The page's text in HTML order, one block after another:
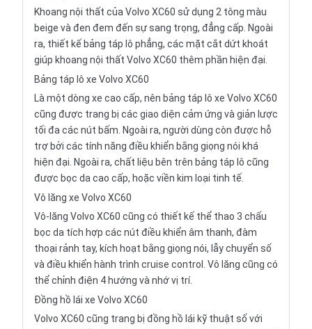
Khoang nội thất của Volvo XC60 sử dụng 2 tông màu
beige và đen đem đến sự sang trọng, đẳng cấp. Ngoài
ra, thiết kế bảng táp lô phẳng, các mặt cắt dứt khoát
giúp khoang nội thất Volvo XC60 thêm phần hiện đại.
Bảng táp lô xe Volvo XC60
Là một dòng xe cao cấp, nên bảng táp lô xe Volvo XC60
cũng được trang bị các giao diện cảm ứng và giản lược
tối đa các nút bấm. Ngoài ra, người dùng còn được hỗ
trợ bởi các tính năng điều khiển bằng giọng nói khá
hiện đại. Ngoài ra, chất liệu bên trên bảng táp lô cũng
được bọc da cao cấp, hoặc viền kim loại tinh tế.
Vô lăng xe Volvo XC60
Vô-lăng Volvo XC60 cũng có thiết kế thể thao 3 chấu
bọc da tích hợp các nút điều khiển âm thanh, đàm
thoại rảnh tay, kích hoạt bằng giọng nói, lẫy chuyển số
và điều khiển hành trình cruise control. Vô lăng cũng có
thể chỉnh điện 4 hướng và nhớ vị trí.
Đồng hồ lái xe Volvo XC60
Volvo XC60 cũng trang bị đồng hồ lái kỹ thuật số với